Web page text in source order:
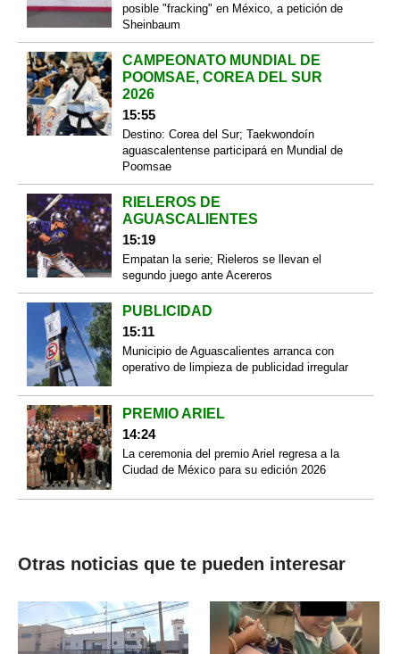
posible "fracking" en México, a petición de
Sheinbaum
CAMPEONATO MUNDIAL DE
POOMSAE, COREA DEL SUR
2026
15:55
Destino: Corea del Sur; Taekwondoín
aguascalentense participará en Mundial de
Poomsae
RIELEROS DE
AGUASCALIENTES
15:19
Empatan la serie; Rieleros se llevan el
segundo juego ante Acereros
PUBLICIDAD
15:11
Municipio de Aguascalientes arranca con
operativo de limpieza de publicidad irregular
PREMIO ARIEL
14:24
La ceremonia del premio Ariel regresa a la
Ciudad de México para su edición 2026
Otras noticias que te pueden interesar